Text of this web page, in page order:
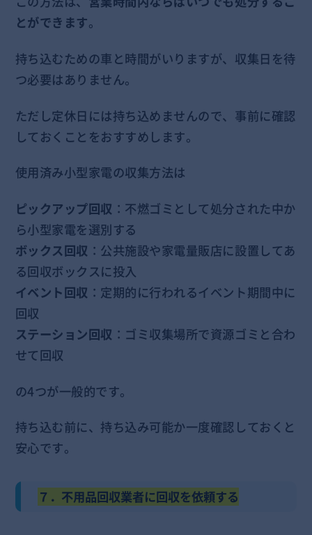
とができます。
持ち込むための車と時間がいりますが、収集日を待
つ必要はありません。
ただし定休日には持ち込めませんので、事前に確認
しておくことをおすすめします。
使用済み小型家電の収集方法は
ピックアップ回収 ：不燃ゴミとして処分された中か
ら小型家電を選別する
ボックス回収 ：公共施設や家電量販店に設置してあ
る回収ボックスに投入
イベント回収 ：定期的に行われるイベント期間中に
回収
ステーション回収 ：ゴミ収集場所で資源ゴミと合わ
せて回収
の4つが一般的です。
持ち込む前に、持ち込み可能か一度確認しておくと
安心です。
７．不用品回収業者に回収を依頼する